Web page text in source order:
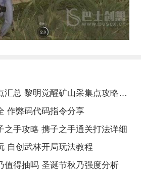
黎明觉醒矿山采集点汇总 黎明觉醒矿山采集点攻略大全
作弊码代码指令分享
之手攻略 携子之手通关打法详细
自创武林开局玩法教程
值得抽吗 圣诞节秋乃强度分析